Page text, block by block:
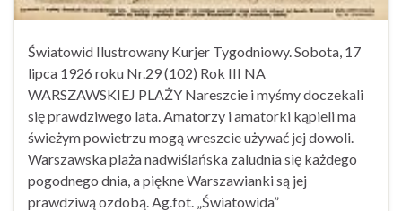
Światowid Ilustrowany Kurjer Tygodniowy. Sobota, 17
lipca 1926 roku Nr.29 (102) Rok III NA
WARSZAWSKIEJ PLAŻY Nareszcie i myśmy doczekali
się prawdziwego lata. Amatorzy i amatorki kąpieli ma
świeżym powietrzu mogą wreszcie używać jej dowoli.
Warszawska plaża nadwiślańska zaludnia się każdego
pogodnego dnia, a piękne Warszawianki są jej
prawdziwą ozdobą. Ag.fot. „Światowida”